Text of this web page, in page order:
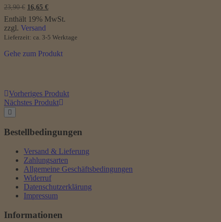
23,90€ Ursprünglicher
war:
23,90 €
16,65 €Aktueller
ist:
Enthält 19% MwSt.
zzgl. Versand
Lieferzeit: ca. 3-5 Werktage
Gehe zum Produkt
Vorheriges Produkt
Nächstes Produkt
Bestellbedingungen
Versand & Lieferung
Zahlungsarten
Allgemeine Geschäftsbedingungen
Widerruf
Datenschutzerklärung
Impressum
Informationen